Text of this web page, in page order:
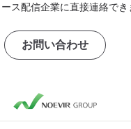
ス配信企業に直接連絡でき
お問い合わせ